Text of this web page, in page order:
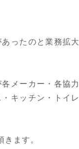
ったのと業務拡大
メーカー・各協力
キッチン・トイレ
ます。